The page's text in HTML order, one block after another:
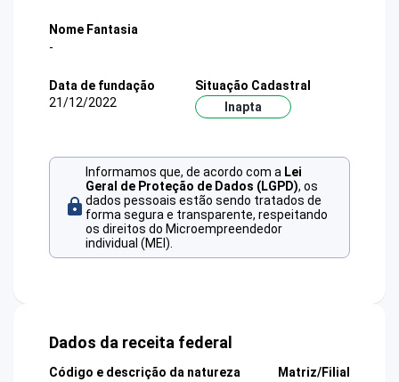
Nome Fantasia
-
Data de fundação
21/12/2022
Situação Cadastral
Inapta
Informamos que, de acordo com a Lei
Geral de Proteção de Dados (LGPD), os
dados pessoais estão sendo tratados de
forma segura e transparente, respeitando
os direitos do Microempreendedor
individual (MEI).
Dados da receita federal
Código e descrição da natureza
Matriz/Filial